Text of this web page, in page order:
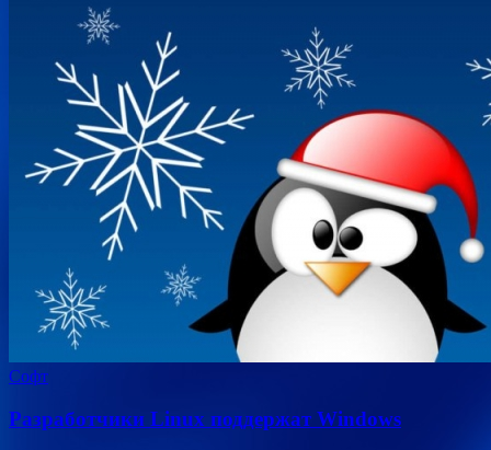
Софт
Разработчики Linux поддержат Windows